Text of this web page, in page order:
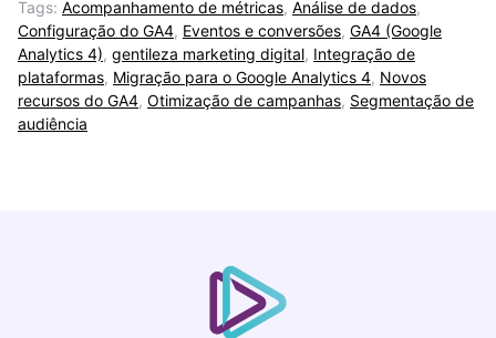
Tags: Acompanhamento de métricas, Análise de dados,
Configuração do GA4, Eventos e conversões, GA4 (Google
Analytics 4), gentileza marketing digital, Integração de
plataformas, Migração para o Google Analytics 4, Novos
recursos do GA4, Otimização de campanhas, Segmentação de
audiência